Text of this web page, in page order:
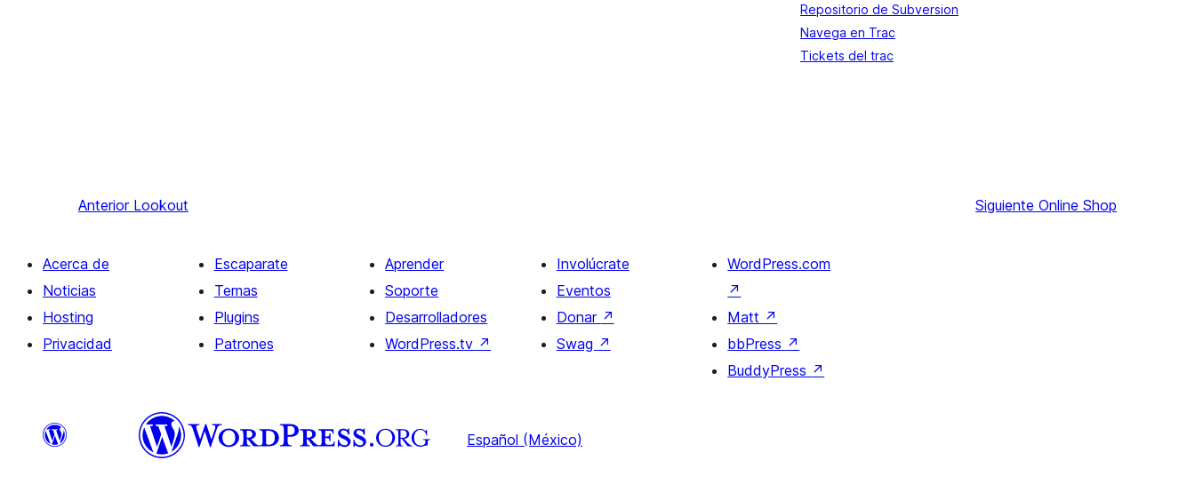
Repositorio de Subversion
Navega en Trac
Tickets del trac
Anterior Lookout Siguiente Online Shop
Acerca de
Noticias
Hosting
Privacidad
Escaparate
Temas
Plugins
Patrones
Aprender
Soporte
Desarrolladores
WordPress.tv ↗
Involúcrate
Eventos
Donar ↗
Swag ↗
WordPress.com
↗
Matt ↗
bbPress ↗
BuddyPress ↗
Español (México)